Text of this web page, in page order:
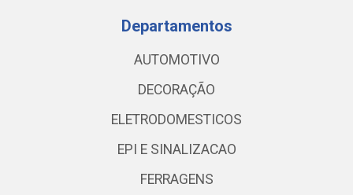
Departamentos
AUTOMOTIVO
DECORAÇÃO
ELETRODOMESTICOS
EPI E SINALIZACAO
FERRAGENS